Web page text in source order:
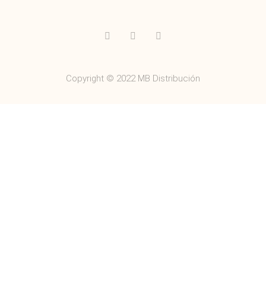
Copyright © 2022 MB Distribución